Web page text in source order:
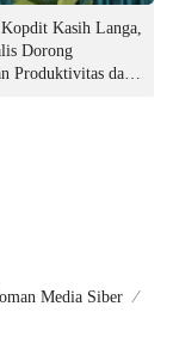
Kasih Langa,
Dorong
Produktivitas dan
Media Siber